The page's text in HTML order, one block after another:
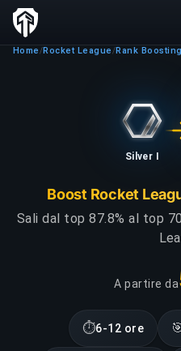
Home /Rocket League /Rank Boosting
Silver I
Boost Rocket
Sali dal top 87.8% al top
A partire da
⏱6-12 ore